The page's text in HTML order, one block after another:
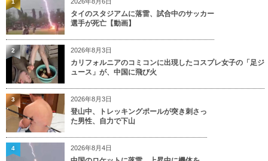
タイのスタジアムに落雷、試合中のサッカー
選手が死亡【動画】
1
2026年8月3日
カリフォルニアのコミコンに出現したコスプレ女子の「足ジ
ュース」が、中国に飛び火
2
2026年8月3日
登山中、トレッキングポールが突き刺さっ
た男性、自力で下山
3
2026年8月4日
4